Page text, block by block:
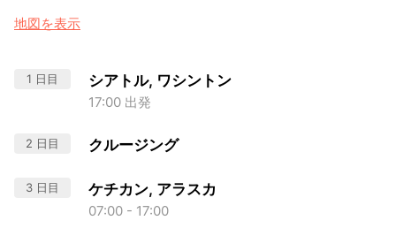
地図を表示
1 日目 シアトル, ワシントン
17:00 出発
2 日目 クルージング
3 日目 ケチカン, アラスカ
07:00 - 17:00